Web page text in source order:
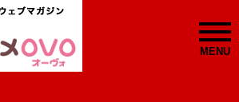
MENU